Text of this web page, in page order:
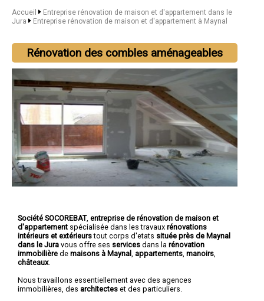
Accueil
Entreprise rénovation de maison et d'appartement dans le
Jura
Entreprise rénovation de maison et d'appartement à Maynal
Rénovation des combles aménageables
Société SOCOREBAT, entreprise de rénovation de maison et
d'appartement spécialisée dans les travaux rénovations
intérieurs et extérieurstout corps d'etats située près de Maynal
dans le Jura vous offre ses services dans la rénovation
immobilière de maisons à Maynal appartements manoirs
châteaux.
Nous travaillons essentiellement avec des agences
immobilières, des architectes et des particuliers.